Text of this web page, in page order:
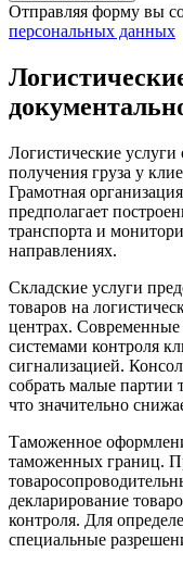
Отправляя форму вы
персональных данных
Логистические
получения груза у
Грамотная
предполагает
транспорта и
направлениях.
Складские услуги
товаров на
центрах.
системами контроля
сигнализацией.
собрать малые партии
что значительно
Таможенное
таможенных границ.
декларирование
контроля. Для
специальные